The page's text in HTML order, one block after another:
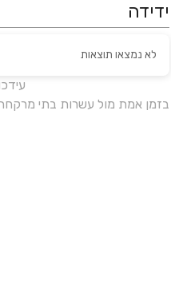
בזמן אמת מול עשרות בתי
לא נמצאו תוצאות